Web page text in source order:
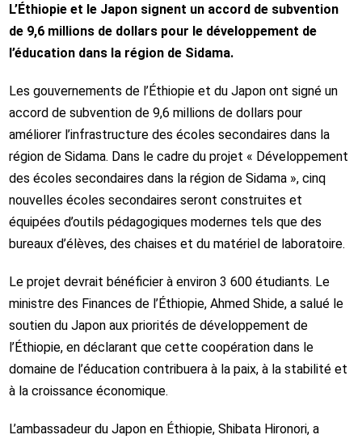
L’Éthiopie et le Japon signent un accord de subvention
de 9,6 millions de dollars pour le développement de
l’éducation dans la région de Sidama.
Les gouvernements de l’Éthiopie et du Japon ont signé un
accord de subvention de 9,6 millions de dollars pour
améliorer l’infrastructure des écoles secondaires dans la
région de Sidama. Dans le cadre du projet « Développement
des écoles secondaires dans la région de Sidama », cinq
nouvelles écoles secondaires seront construites et
équipées d’outils pédagogiques modernes tels que des
bureaux d’élèves, des chaises et du matériel de laboratoire.
Le projet devrait bénéficier à environ 3 600 étudiants. Le
ministre des Finances de l’Éthiopie, Ahmed Shide, a salué le
soutien du Japon aux priorités de développement de
l’Éthiopie, en déclarant que cette coopération dans le
domaine de l’éducation contribuera à la paix, à la stabilité et
à la croissance économique.
L’ambassadeur du Japon en Éthiopie, Shibata Hironori, a